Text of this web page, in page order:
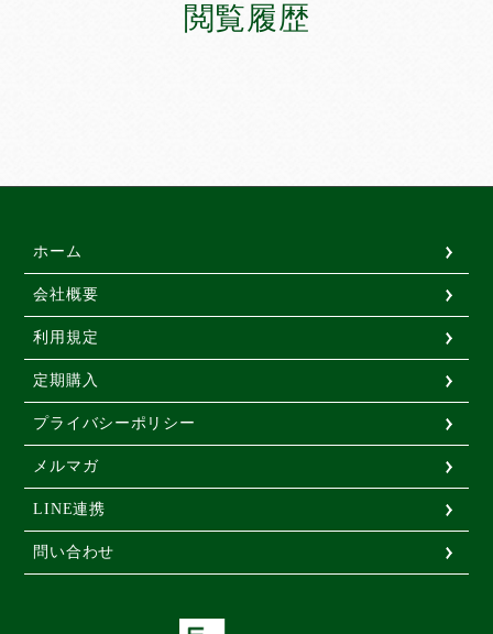
閲覧履歴
ホーム
会社概要
利用規定
定期購入
プライバシーポリシー
メルマガ
LINE連携
問い合わせ